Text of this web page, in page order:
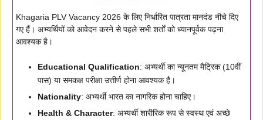
Khagaria PLV Vacancy 2026 के लिए निर्धारित पात्रता मानदंड नीचे दिए
गए हैं। अभ्यर्थियों को आवेदन करने से पहले सभी शर्तों को ध्यानपूर्वक पढ़ना
आवश्यक है।
Educational Qualification: अभ्यर्थी का न्यूनतम मैट्रिक (10वीं
पास) या समकक्ष परीक्षा उत्तीर्ण होना आवश्यक है।
Nationality: अभ्यर्थी भारत का नागरिक होना चाहिए।
Health & Character: अभ्यर्थी शारीरिक रूप से स्वस्थ एवं अच्छे